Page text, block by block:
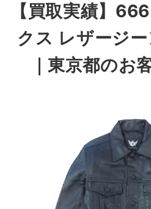
【買取実績】
クス レザージ
｜東京都のお